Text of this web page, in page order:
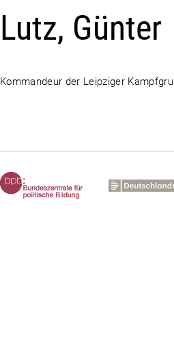
Lutz, Günter
Kommandeur der Leipziger